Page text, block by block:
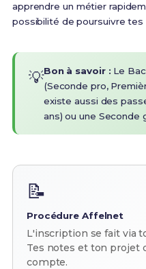
apprendre un métier
possibilité de poursuivre tes
💡Bon à savoir : Le
(Seconde pro,
existe aussi des
ans) ou une Seconde
📝
Procédure Affelnet
L'inscription se fait via
Tes notes et ton projet
compte.